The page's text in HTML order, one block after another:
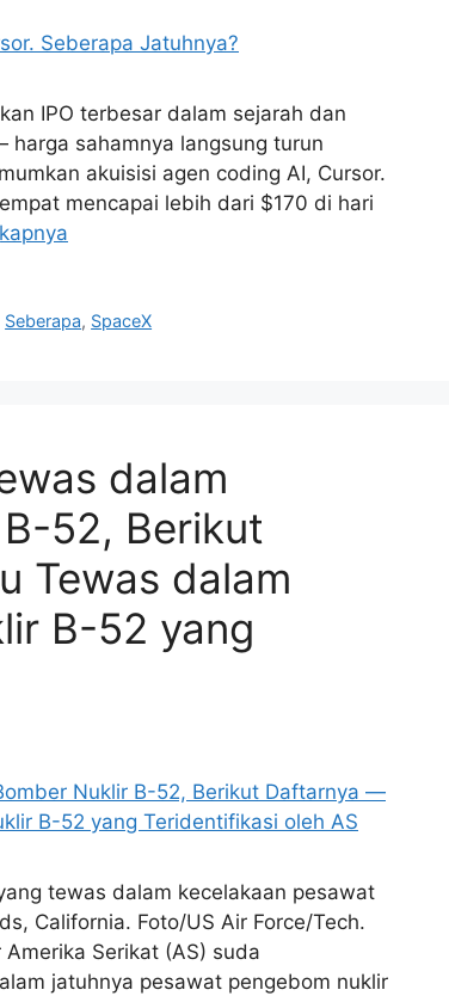
IPO terbesar dalam sejarah dan
sahamnya langsung turun
akuisisi agen coding AI, Cursor.
mencapai lebih dari $170 di hari
Seberapa, SpaceX
dalam
52, Berikut
Tewas dalam
B-52 yang
tewas dalam kecelakaan pesawat
California. Foto/US Air Force/Tech.
Amerika Serikat (AS) suda
jatuhnya pesawat pengebom nuklir